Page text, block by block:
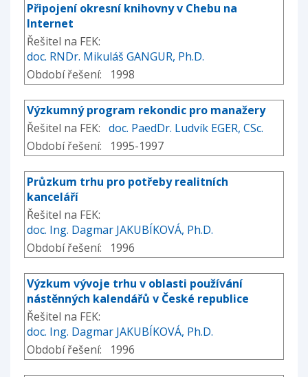
Připojení okresní knihovny v Chebu na
Internet
Řešitel na FEK:
doc. RNDr. Mikuláš GANGUR, Ph.D.
Období řešení: 1998
Výzkumný program rekondic pro manažery
Řešitel na FEK: doc. PaedDr. Ludvík EGER, CSc.
Období řešení: 1995-1997
Průzkum trhu pro potřeby realitních
kanceláří
Řešitel na FEK:
doc. Ing. Dagmar JAKUBÍKOVÁ, Ph.D.
Období řešení: 1996
Výzkum vývoje trhu v oblasti používání
nástěnných kalendářů v České republice
Řešitel na FEK:
doc. Ing. Dagmar JAKUBÍKOVÁ, Ph.D.
Období řešení: 1996